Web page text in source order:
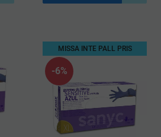
6%
MISSA INTE PALL PRIS